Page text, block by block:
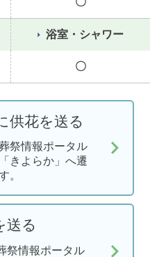
浴室・シャワー
〇
供花を送る
祭情報ポータル
きよらか」へ遷
。
送る
祭情報ポータル